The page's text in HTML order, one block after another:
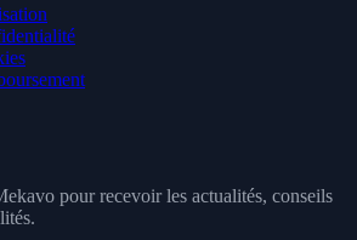
pour recevoir les actualités, conseils